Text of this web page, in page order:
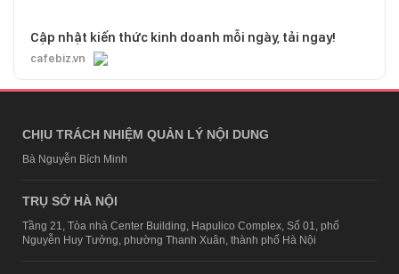
Cập nhật kiến thức kinh doanh mỗi ngày, tải ngay!
cafebiz.vn
CHỊU TRÁCH NHIỆM QUẢN LÝ NỘI DUNG
Bà Nguyễn Bích Minh
TRỤ SỞ HÀ NỘI
Tầng 21, Tòa nhà Center Building, Hapulico Complex, Số 01, phố
Nguyễn Huy Tưởng, phường Thanh Xuân, thành phố Hà Nội